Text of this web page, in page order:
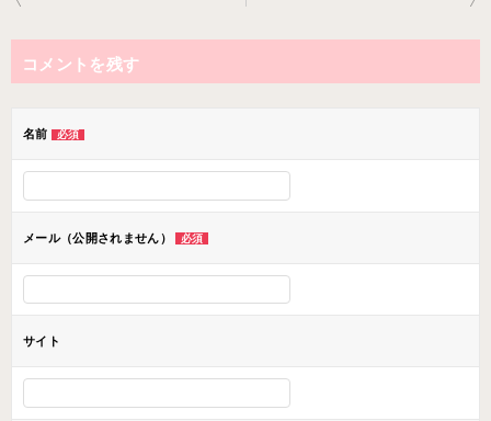
稿
ナ
ビ
ョ
ン
コメントを残す
名前 必須
メール（公開されません） 必須
サイト